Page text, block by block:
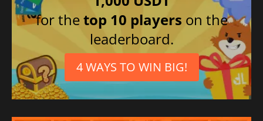
for thetop 10 players on the
leaderboard.
4 WAYS TO WIN BIG!